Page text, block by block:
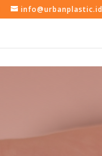
info@urbanplastic.id